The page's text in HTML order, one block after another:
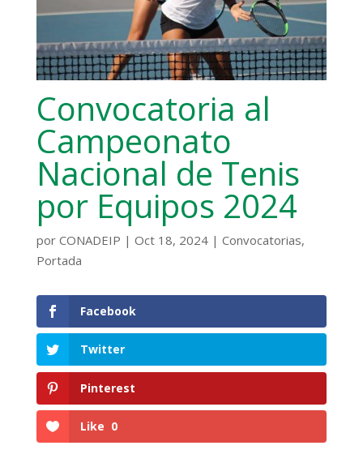
Convocatoria al
Campeonato
Nacional de Tenis
por Equipos 2024
por CONADEIP | Oct 18, 2024| Convocatorias,
Portada
Facebook
Twitter
Pinterest
Like 0